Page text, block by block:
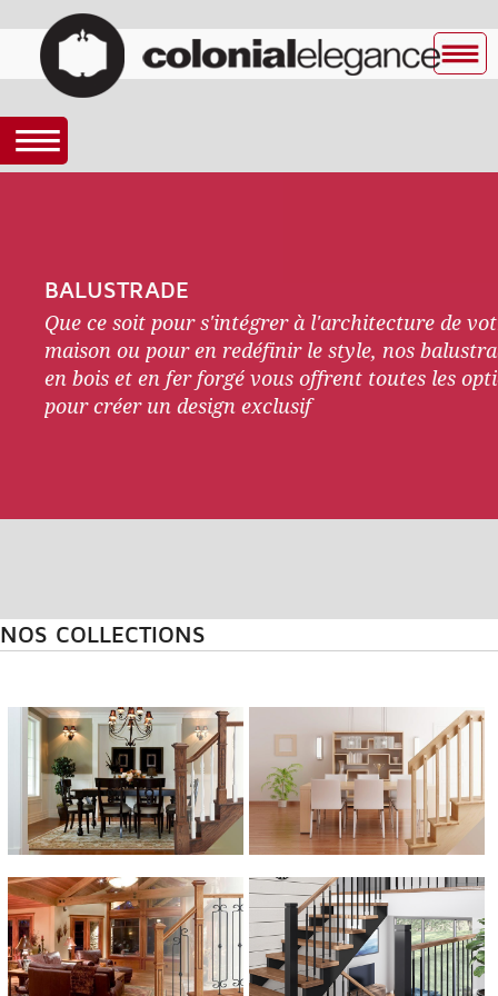
BALUSTRADE
Que ce soit pour s'intégrer à l'architecture de
maison ou pour en redéfinir le style, nos
en bois et en fer forgé vous offrent toutes les
pour créer un design exclusif
NOS COLLECTIONS